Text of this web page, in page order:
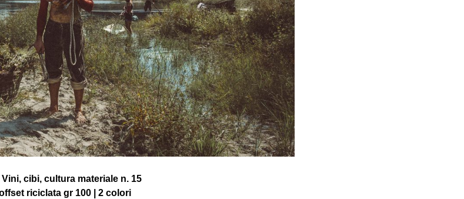
Vini, cibi, cultura materiale n. 15
riciclata gr 100 | 2 colori